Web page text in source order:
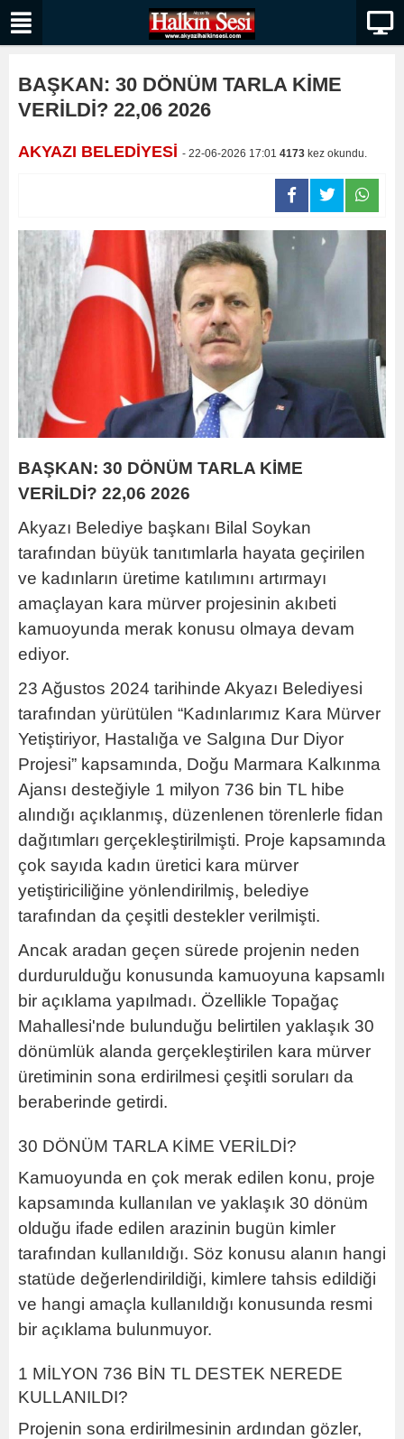
BAŞKAN: 30 DÖNÜM TARLA KİME
VERİLDİ? 22,06 2026
AKYAZI BELEDİYESİ - 22-06-2026 17:01 4173 kez okundu.
BAŞKAN: 30 DÖNÜM TARLA KİME
VERİLDİ? 22,06 2026
Akyazı Belediye başkanı Bilal Soykan
tarafından büyük tanıtımlarla hayata geçirilen
ve kadınların üretime katılımını artırmayı
amaçlayan kara mürver projesinin akıbeti
kamuoyunda merak konusu olmaya devam
ediyor.
23 Ağustos 2024 tarihinde Akyazı Belediyesi
tarafından yürütülen “Kadınlarımız Kara Mürver
Yetiştiriyor, Hastalığa ve Salgına Dur Diyor
Projesi” kapsamında, Doğu Marmara Kalkınma
Ajansı desteğiyle 1 milyon 736 bin TL hibe
alındığı açıklanmış, düzenlenen törenlerle fidan
dağıtımları gerçekleştirilmişti. Proje kapsamında
çok sayıda kadın üretici kara mürver
yetiştiriciliğine yönlendirilmiş, belediye
tarafından da çeşitli destekler verilmişti.
Ancak aradan geçen sürede projenin neden
durdurulduğu konusunda kamuoyuna kapsamlı
bir açıklama yapılmadı. Özellikle Topağaç
Mahallesi'nde bulunduğu belirtilen yaklaşık 30
dönümlük alanda gerçekleştirilen kara mürver
üretiminin sona erdirilmesi çeşitli soruları da
beraberinde getirdi.
30 DÖNÜM TARLA KİME VERİLDİ?
Kamuoyunda en çok merak edilen konu, proje
kapsamında kullanılan ve yaklaşık 30 dönüm
olduğu ifade edilen arazinin bugün kimler
tarafından kullanıldığı. Söz konusu alanın hangi
statüde değerlendirildiği, kimlere tahsis edildiği
ve hangi amaçla kullanıldığı konusunda resmi
bir açıklama bulunmuyor.
1 MİLYON 736 BİN TL DESTEK NEREDE
KULLANILDI?
Projenin sona erdirilmesinin ardından gözler,